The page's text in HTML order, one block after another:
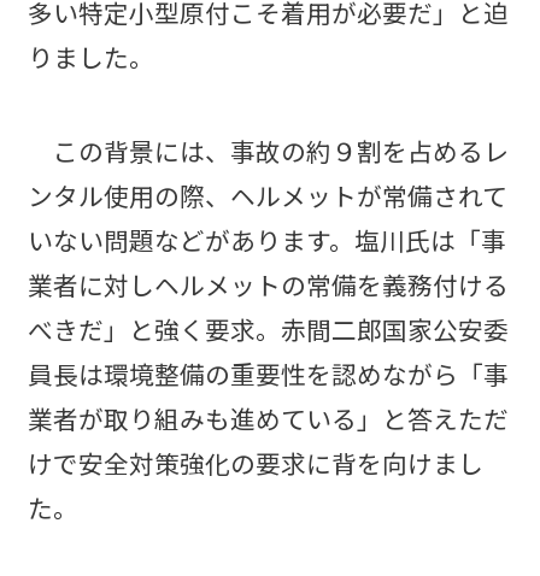
多い特定小型原付こそ着用が必要だ」と迫
りました。
この背景には、事故の約９割を占めるレ
ンタル使用の際、ヘルメットが常備されて
いない問題などがあります。塩川氏は「事
業者に対しヘルメットの常備を義務付ける
べきだ」と強く要求。赤間二郎国家公安委
員長は環境整備の重要性を認めながら「事
業者が取り組みも進めている」と答えただ
けで安全対策強化の要求に背を向けまし
た。